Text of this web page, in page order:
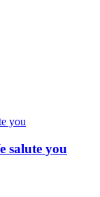
salute you